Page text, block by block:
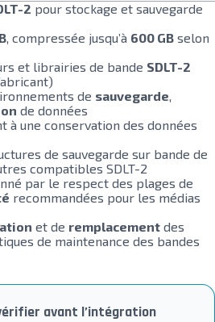
2 pour stockage et sauvegarde
, compressée jusqu’à 600 GB selon
et librairies de bande SDLT-2
de sauvegarde,
de données
à une conservation des données
de sauvegarde sur bande de
compatibles SDLT-2
par le respect des plages de
recommandées pour les médias
et de remplacement des
de maintenance des bandes
avant l’intégration